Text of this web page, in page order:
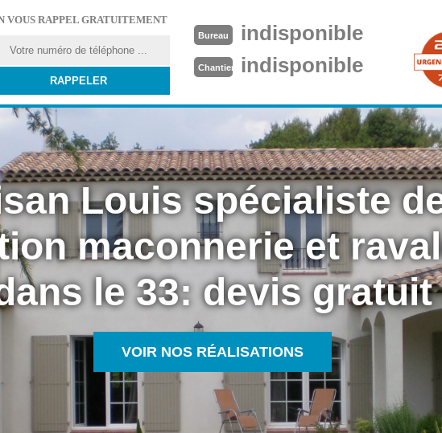
VOUS RAPPEL GRATUITEMENT
Bureau indisponible
Chantier indisponible
Louis spécialiste
maconnerie et
le 33: devis gratuit
VOIR NOS RÉALISATIONS